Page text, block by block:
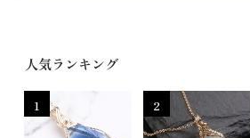
人気ランキング
1 2